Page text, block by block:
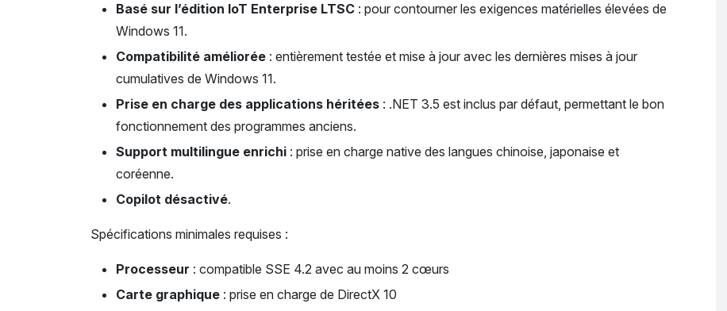
Basé sur l’édition IoT Enterprise LTSC : pour contourner les exigences matérielles élevées de
Windows 11.
Compatibilité améliorée : entièrement testée et mise à jour avec les dernières mises à jour
cumulatives de Windows 11.
Prise en charge des applications héritées : .NET 3.5 est inclus par défaut, permettant le bon
fonctionnement des programmes anciens.
Support multilingue enrichi : prise en charge native des langues chinoise, japonaise et
coréenne.
Copilot désactivé.
Spécifications minimales requises :
Processeur : compatible SSE 4.2 avec au moins 2 cœurs
Carte graphique : prise en charge de DirectX 10